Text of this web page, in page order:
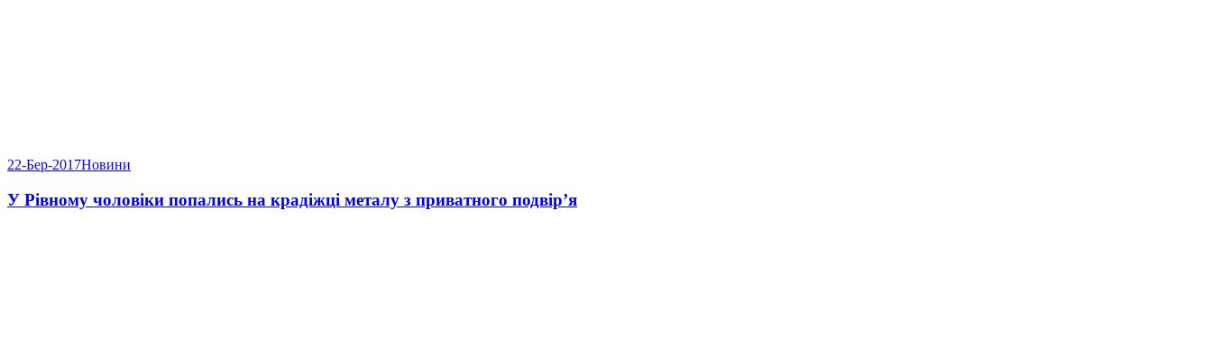
22-Бер-2017Новини
У Рівному чоловіки попались на крадіжці металу з приватного подвір’я